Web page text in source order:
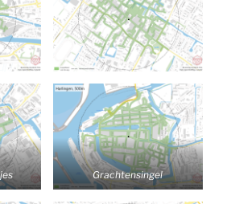
Grachtensingel